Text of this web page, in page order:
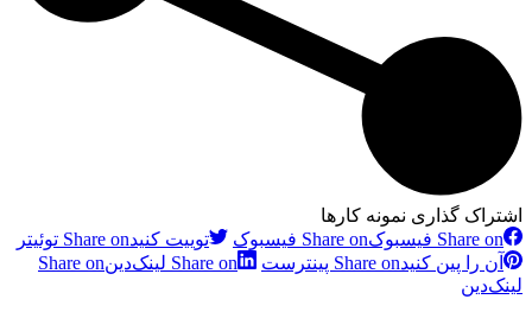
اشتراک گذاری نمونه کارها
Share on فیسبوک
Share on فیسبوک توییت کنیدShare on توئیتر
آن را پین کنیدShare on پینترست Share on لینک‌دین
Share on
لینک‌دین